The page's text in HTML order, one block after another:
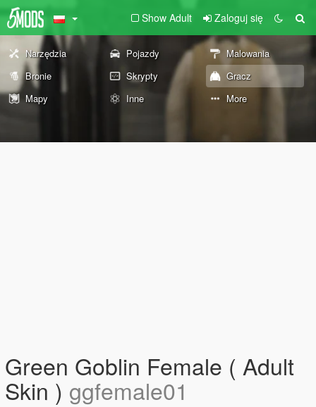
Show Adult Zaloguj się
Narzędzia Pojazdy
Malowania
Bronie
Skrypty
Gracz
Mapy
Inne More
Green Goblin Female ( Adult
Skin ) ggfemale01